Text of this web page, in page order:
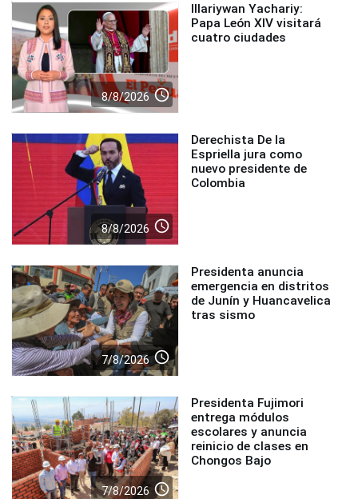
8/8/2026 access_time
Illariywan Yachariy:
Papa León XIV visitará
cuatro ciudades
8/8/2026 access_time
Derechista De la
Espriella jura como
nuevo presidente de
Colombia
7/8/2026 access_time
Presidenta anuncia
emergencia en distritos
de Junín y Huancavelica
tras sismo
7/8/2026 access_time
Presidenta Fujimori
entrega módulos
escolares y anuncia
reinicio de clases en
Chongos Bajo